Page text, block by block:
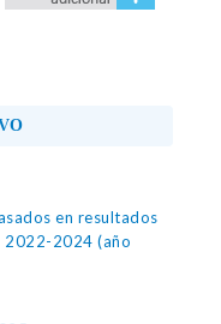
en resultados
2022-2024 (año